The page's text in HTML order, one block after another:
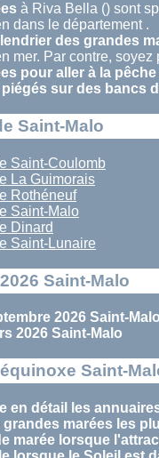
à Riva Bella () sont
dans le département .
des grandes
mer. Par contre,
pour aller à la
sur des bancs
Saint-Malo
Saint-Coulomb
La Guimorais
Rothéneuf
Saint-Malo
Dinard
Saint-Lunaire
Saint-Malo
2026 Saint-Malo
2026 Saint-Malo
Saint-
en détail les
grandes marées les
marée lorsque